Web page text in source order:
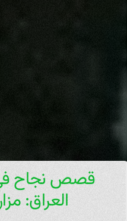
قصص نجاح في
العراق: